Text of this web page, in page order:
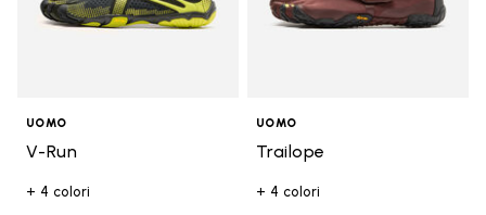
UOMO
V-Run
+ 4 colori
UOMO
Trailope
+ 4 colori